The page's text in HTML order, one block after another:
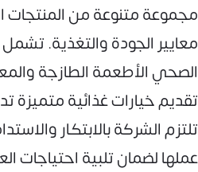
مجموعة متنوعة من المنتجات
معايير الجودة والتغذية.
الصحي الأطعمة الطازجة
تقديم خيارات غذائية متميزة
تلتزم الشركة بالابتكار
عملها لضمان تلبية احتياجات